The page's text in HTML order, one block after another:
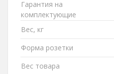
Гарантия на
комплектующие
Вес, кг
Форма розетки
Вес товара